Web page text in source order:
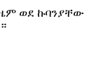
ወደ ኩባንያቸው